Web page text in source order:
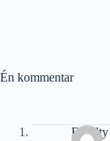
Én kommentar